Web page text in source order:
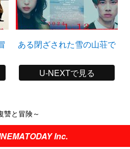
ある閉ざされた雪の山荘で
U-NEXTで見る
讐と冒険～
Inc.